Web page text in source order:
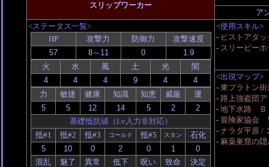
スリップワーカー
ア
<ステータス一覧>
HP
攻撃力 防御力 攻撃速度
火 水 風 土 光 闇
力 敏捷 健康 知識 知恵 威厳 運
基礎抵抗値（Lv入力非対応）
抵#1
抵#2 抵#3 コールド 抵#5 スタン 石化
混乱 魅了 異常 低下 呪い 致命 決定
<使用スキル>
- ピストアタッ
- スリーピーホ
<出現マップ>
- 東プラトン街
- 路上強盗団
- 地下水路 Ｂ
- 冒険家協会
- ナラダ平原 /
- 麻薬巣窟の